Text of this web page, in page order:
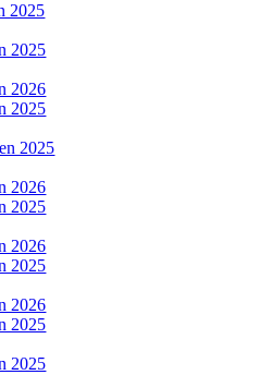
2025
2025
2026
2025
2025
2026
2025
2026
2025
2026
2025
2025